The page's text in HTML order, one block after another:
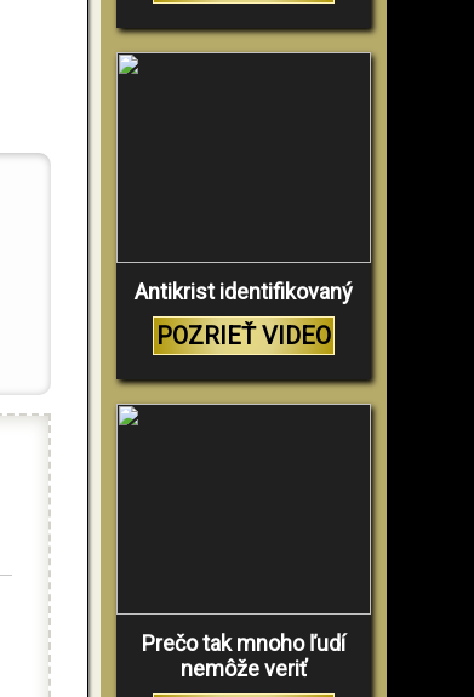
Antikrist identifikovaný
POZRIEŤ VIDEO
Prečo tak mnoho ľudí
nemôže veriť